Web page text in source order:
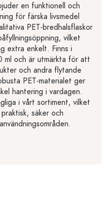
en funktionell och
för färska livsmedel
PET-bredhalsflaskor
vilket
extra enkelt. Finns i
ml och är utmärkta för att
och andra flytande
PET-materialet ger
hantering i vardagen.
i vårt sortiment, vilket
säker och